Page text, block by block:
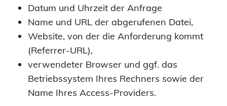
Datum und Uhrzeit der Anfrage
Name und URL der abgerufenen Datei,
Website, von der die Anforderung kommt
(Referrer-URL),
verwendeter Browser und ggf. das
Betriebssystem Ihres Rechners sowie der
Name Ihres Access-Providers.